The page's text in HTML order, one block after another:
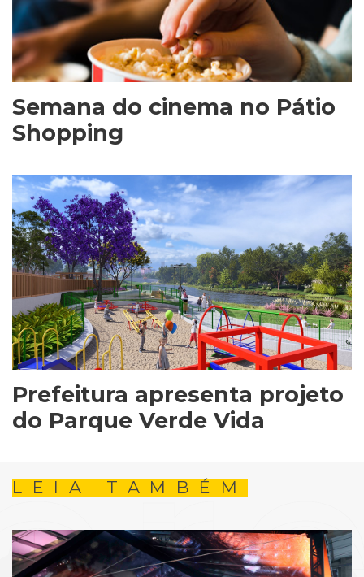
Semana do cinema no Pátio
Shopping
Prefeitura apresenta projeto
do Parque Verde Vida
LEIA TAMBÉM